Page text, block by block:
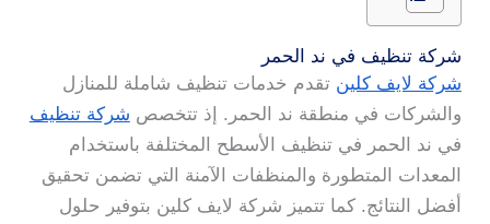
شركة تنظيف في ند الحمر
شركة لايف كلين تقدم خدمات تنظيف شاملة للمنازل
والشركات في منطقة ند الحمر. إذ تتخصص شركة تنظيف
في ند الحمر في تنظيف الأسطح المختلفة باستخدام
المعدات المتطورة والمنظفات الآمنة التي تضمن تحقيق
أفضل النتائج. كما تتميز شركة لايف كلين بتوفير حلول